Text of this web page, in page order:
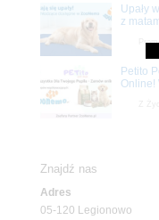
Upały
z
Petito
Online!
Znajdź nas
Adres
05-120 Legionowo